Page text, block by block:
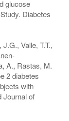
glucose
Diabetes
Valle, T.T.,
A., Rastas, M.
2 diabetes
with
Journal of